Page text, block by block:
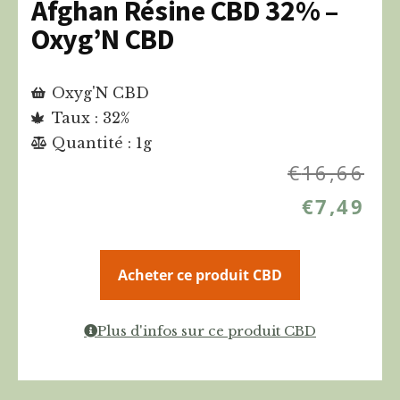
Afghan Résine CBD 32% –
Oxyg’N CBD
Oxyg'N CBD
Taux : 32%
Quantité : 1g
€16,66
€7,49
Acheter ce produit CBD
Plus d'infos sur ce produit CBD